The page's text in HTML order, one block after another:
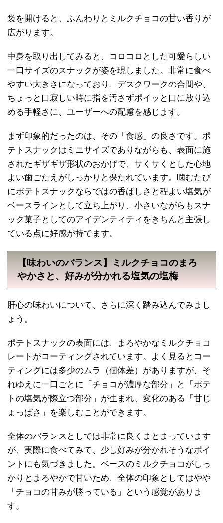
袋を開けると、ふんわりとミルクチョコの甘い香りが
広がります。
中身を取り出してみると、コロコロとした可愛らしい
一口サイズのスナックが姿を現しました。非常に食べ
やすい大きさになっており、デスクワークの合間や、
ちょっと口寂しい時に指を汚さずポイッと口に放り込
める手軽さに、ユーザーへの配慮を感じます。
まず印象的だったのは、その「食感」の良さです。ポ
テトスナックはミニサイズでありながらも、表面に施
されたギザギザ形状のおかげで、サくサくとした心地
よい歯ごたえがしっかりと保たれています。噛むたび
にポテトスナックならではの香ばしさと程よい塩気が
ベースラインとして立ち上がり、小さいながらもスナ
ック菓子としてのアイデンティティをきちんと主張し
ている点に好感が持てます。
【味わいのバランス】ミルクチョコのまろ
やかさと、好みが分かれる塩気の塩梅
肝心の味わいについて、さらに深く踏み込んでみまし
ょう。
ポテトスナックの表面には、まろやかなミルクチョコ
レートがコーティングされています。よく見るとコー
ティングには多少のムラ（個体差）がありますが、そ
れゆえに一口ごとに「チョコが濃厚な部分」と「ポテ
トの塩気が際立つ部分」が生まれ、変化のある「甘じ
ょっぱさ」を楽しむことができます。
全体のバランスとしては非常に良くまとまっています
が、実際に食べてみて、少し好みが分かれそうなポイ
ントにも気づきました。ベースのミルクチョコがしっ
かりとまろやかで甘いため、全体の印象としてはやや
「チョコの甘みが勝っている」という感覚がありま
す。